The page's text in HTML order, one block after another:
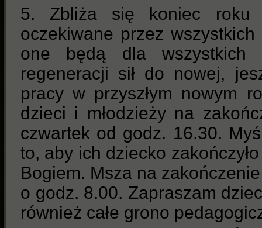
5. Zbliża się koniec roku
oczekiwane przez
one będą dla wszystkich
regeneracji sił do nowej,
pracy w przyszłym nowym
dzieci i młodzieży na
czwartek od godz. 16.30.
to, aby ich dziecko
Bogiem. Msza na
o godz. 8.00. Zapraszam
również całe grono